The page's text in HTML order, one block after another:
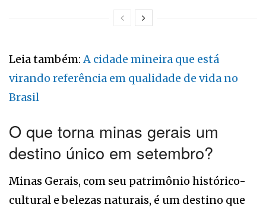
Leia também:A cidade mineira que está
virando referência em qualidade de vida no
Brasil
O que torna minas gerais um
destino único em setembro?
Minas Gerais, com seu patrimônio histórico-
cultural e belezas naturais, é um destino que